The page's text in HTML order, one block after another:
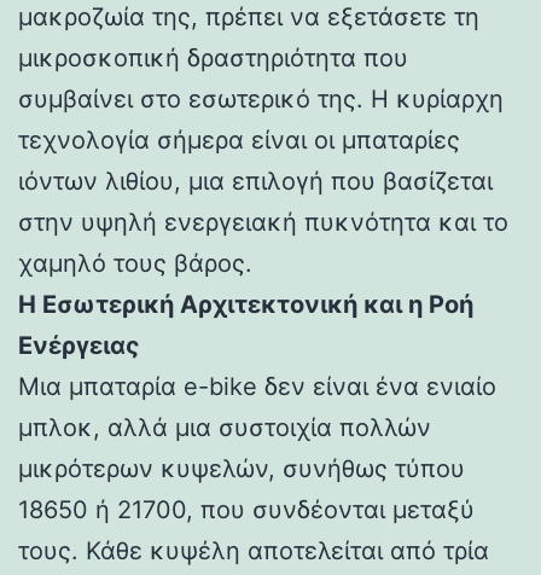
μακροζωία της, πρέπει να εξετάσετε τη
μικροσκοπική δραστηριότητα που
συμβαίνει στο εσωτερικό της. Η κυρίαρχη
τεχνολογία σήμερα είναι οι μπαταρίες
ιόντων λιθίου, μια επιλογή που βασίζεται
στην υψηλή ενεργειακή πυκνότητα και το
χαμηλό τους βάρος.
Η Εσωτερική Αρχιτεκτονική και η Ροή
Ενέργειας
Μια μπαταρία e-bike δεν είναι ένα ενιαίο
μπλοκ, αλλά μια συστοιχία πολλών
μικρότερων κυψελών, συνήθως τύπου
18650 ή 21700, που συνδέονται μεταξύ
τους. Κάθε κυψέλη αποτελείται από τρία